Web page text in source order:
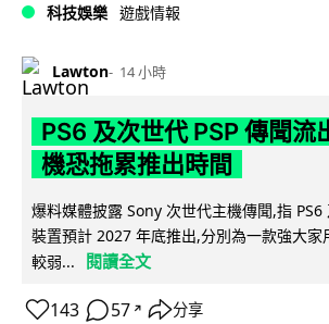
科技娛樂 遊戲情報
Lawton 14 小時
PS6 及次世代 PSP 傳聞流
機恐拖累推出時間
爆料媒體披露 Sony 次世代主機傳聞,指 PS6
裝置預計 2027 年底推出,分別為一款強大家
較弱...
閱讀全文
143 57 ↗ 分享